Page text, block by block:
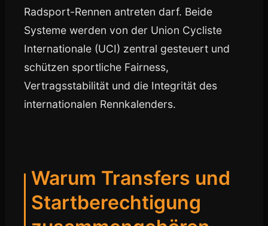
Radsport-Rennen antreten darf. Beide
Systeme werden von der Union Cycliste
Internationale (UCI) zentral gesteuert und
schützen sportliche Fairness,
Vertragsstabilität und die Integrität des
internationalen Rennkalenders.
Warum Transfers und
Startberechtigung